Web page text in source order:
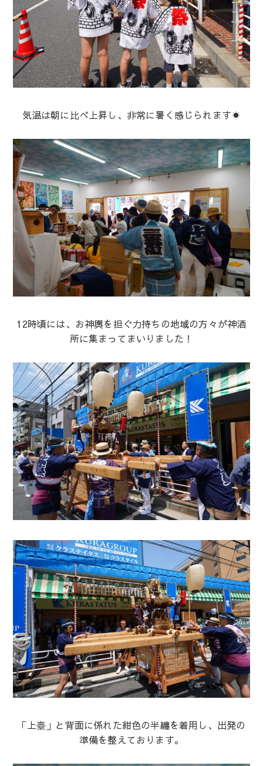
気温は朝に比べ上昇し、非常に暑く感じられます☀️
12時頃には、お神輿を担ぐ力持ちの地域の方々が神酒
所に集まってまいりました！
「上臺」と背面に係れた紺色の半纏を着用し、出発の
準備を整えております。